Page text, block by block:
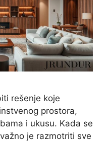
rešenje koje
prostora,
i ukusu. Kada se
je razmotriti sve